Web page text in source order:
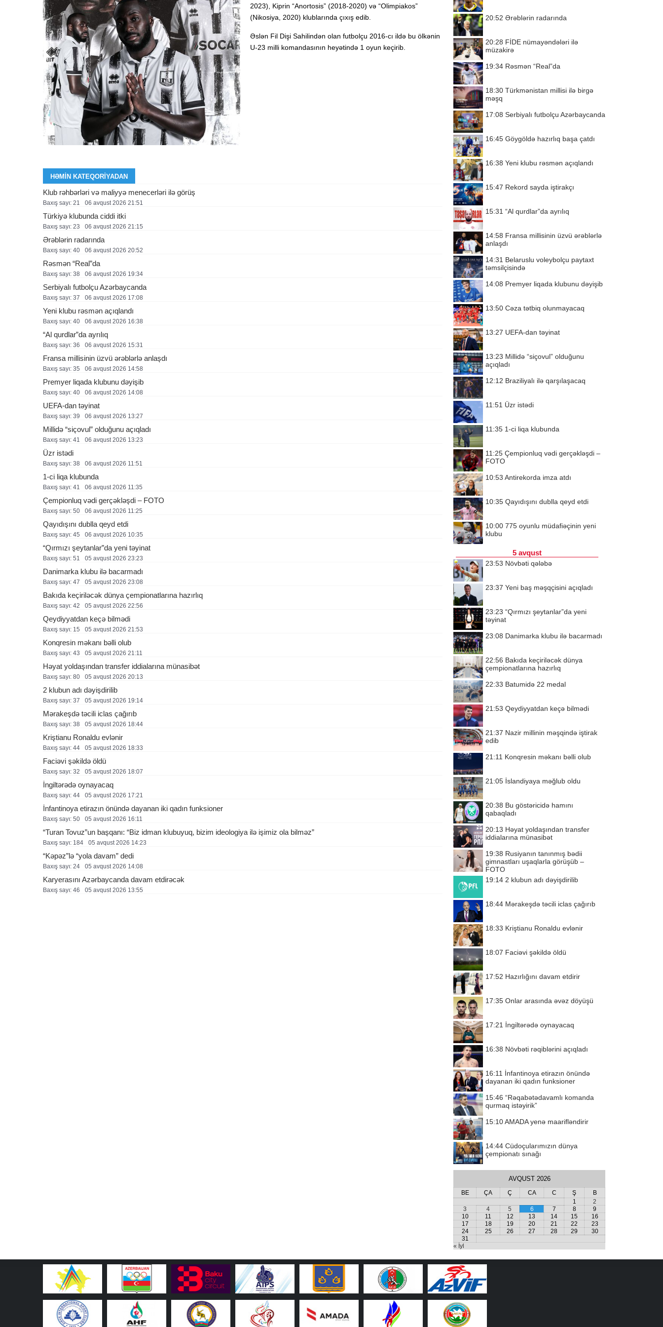
2023), Kiprin “Anortosis” (2018-2020) və “Olimpiakos”
(Nikosiya, 2020) klublarında çıxış edib.
Əslən Fil Dişi Sahilindən olan futbolçu 2016-cı ildə bu ölkənin
U-23 milli komandasının heyətində 1 oyun keçirib.
HƏMIN KATEQORIYADAN
Klub rəhbərləri və maliyyə menecerləri ilə görüş
Baxış sayı: 21 06 avqust 2026 21:51
Türkiyə klubunda ciddi itki
Baxış sayı: 23 06 avqust 2026 21:15
Ərəblərin radarında
Baxış sayı: 40 06 avqust 2026 20:52
Rəsmən “Real”da
Baxış sayı: 38 06 avqust 2026 19:34
Serbiyalı futbolçu Azərbaycanda
Baxış sayı: 37 06 avqust 2026 17:08
Yeni klubu rəsmən açıqlandı
Baxış sayı: 40 06 avqust 2026 16:38
“Al qurdlar”da ayrılıq
Baxış sayı: 36 06 avqust 2026 15:31
Fransa millisinin üzvü ərəblərlə anlaşdı
Baxış sayı: 35 06 avqust 2026 14:58
Premyer liqada klubunu dəyişib
Baxış sayı: 40 06 avqust 2026 14:08
UEFA-dan təyinat
Baxış sayı: 39 06 avqust 2026 13:27
Millidə “siçovul” olduğunu açıqladı
Baxış sayı: 41 06 avqust 2026 13:23
Üzr istədi
Baxış sayı: 38 06 avqust 2026 11:51
1-ci liqa klubunda
Baxış sayı: 41 06 avqust 2026 11:35
Çempionluq vədi gerçəkləşdi – FOTO
Baxış sayı: 50 06 avqust 2026 11:25
Qayıdışını dublla qeyd etdi
Baxış sayı: 45 06 avqust 2026 10:35
“Qırmızı şeytanlar”da yeni təyinat
Baxış sayı: 51 05 avqust 2026 23:23
Danimarka klubu ilə bacarmadı
Baxış sayı: 47 05 avqust 2026 23:08
Bakıda keçiriləcək dünya çempionatlarına hazırlıq
Baxış sayı: 42 05 avqust 2026 22:56
Qeydiyyatdan keçə bilmədi
Baxış sayı: 15 05 avqust 2026 21:53
Konqresin məkanı bəlli olub
Baxış sayı: 43 05 avqust 2026 21:11
Həyat yoldaşından transfer iddialarına münasibət
Baxış sayı: 80 05 avqust 2026 20:13
2 klubun adı dəyişdirilib
Baxış sayı: 37 05 avqust 2026 19:14
Mərakeşdə təcili iclas çağırıb
Baxış sayı: 38 05 avqust 2026 18:44
Kriştianu Ronaldu evlənir
Baxış sayı: 44 05 avqust 2026 18:33
Faciəvi şəkildə öldü
Baxış sayı: 32 05 avqust 2026 18:07
İngiltərədə oynayacaq
Baxış sayı: 44 05 avqust 2026 17:21
İnfantinoya etirazın önündə dayanan iki qadın funksioner
Baxış sayı: 50 05 avqust 2026 16:11
“Turan Tovuz”un başqanı: “Biz idman klubuyuq, bizim ideologiya ilə işimiz ola bilməz”
Baxış sayı: 184 05 avqust 2026 14:23
“Kəpəz”lə “yola davam” dedi
Baxış sayı: 24 05 avqust 2026 14:08
Karyerasını Azərbaycanda davam etdirəcək
Baxış sayı: 46 05 avqust 2026 13:55
20:52 Ərəblərin radarında
20:28 FİDE nümayəndələri ilə
müzakirə
19:34 Rəsmən “Real”da
18:30 Türkmənistan millisi ilə birgə
məşq
17:08 Serbiyalı futbolçu Azərbaycanda
16:45 Göygöldə hazırlıq başa çatdı
16:38 Yeni klubu rəsmən açıqlandı
15:47 Rekord sayda iştirakçı
15:31 “Al qurdlar”da ayrılıq
14:58 Fransa millisinin üzvü ərəblərlə
anlaşdı
14:31 Belaruslu voleybolçu paytaxt
təmsilçisində
14:08 Premyer liqada klubunu dəyişib
13:50 Cəza tətbiq olunmayacaq
13:27 UEFA-dan təyinat
13:23 Millidə “siçovul” olduğunu
açıqladı
12:12 Braziliyalı ilə qarşılaşacaq
11:51 Üzr istədi
11:35 1-ci liqa klubunda
11:25 Çempionluq vədi gerçəkləşdi –
FOTO
10:53 Antirekorda imza atdı
10:35 Qayıdışını dublla qeyd etdi
10:00 775 oyunlu müdafiəçinin yeni
klubu
5 avqust
23:53 Növbəti qələbə
23:37 Yeni baş məşqçisini açıqladı
23:23 “Qırmızı şeytanlar”da yeni
təyinat
23:08 Danimarka klubu ilə bacarmadı
22:56 Bakıda keçiriləcək dünya
çempionatlarına hazırlıq
22:33 Batumidə 22 medal
21:53 Qeydiyyatdan keçə bilmədi
21:37 Nazir millinin məşqində iştirak
edib
21:11 Konqresin məkanı bəlli olub
21:05 İslandiyaya məğlub oldu
20:38 Bu göstəricidə hamını
qabaqladı
20:13 Həyat yoldaşından transfer
iddialarına münasibət
19:38 Rusiyanın tanınmış bədii
gimnastları uşaqlarla görüşüb –
FOTO
19:14 2 klubun adı dəyişdirilib
18:44 Mərakeşdə təcili iclas çağırıb
18:33 Kriştianu Ronaldu evlənir
18:07 Faciəvi şəkildə öldü
17:52 Hazırlığını davam etdirir
17:35 Onlar arasında əvəz döyüşü
17:21 İngiltərədə oynayacaq
16:38 Növbəti rəqiblərini açıqladı
16:11 İnfantinoya etirazın önündə
dayanan iki qadın funksioner
15:46 “Rəqabətədavamlı komanda
qurmaq istəyirik”
15:10AMADA yenə maarifləndirir
14:44 Cüdoçularımızın dünya
çempionatı sınağı
AVQUST 2026
BE ÇA Ç CA C Ş
B
1
2
3
4 5 6 7 8
9
10
11 12 13 14 15
16
17
18 19 20 21 22
23
24
25 26 27 28 29
30
31
« İyl